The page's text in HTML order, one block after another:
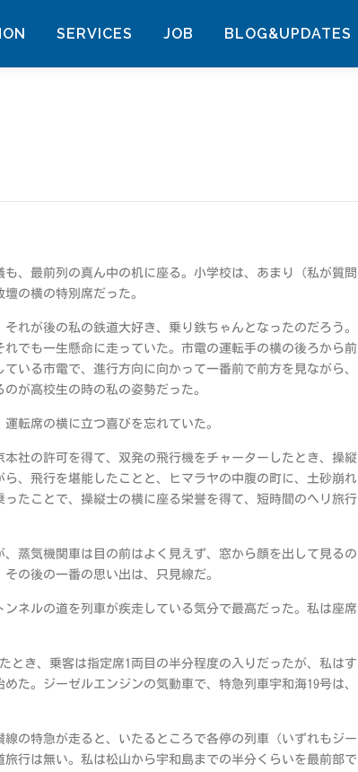
SERVICES JOB BLOG&UPDATES
、最前列の真ん中の机に座る。小学校は、あまり（私が質問
の横の特別席だった。
れが後の私の鉄道大好き、乗り鉄ちゃんとなったのだろう。
でも一生懸命に走っていた。市電の運転手の横の後ろから前
いる市電で、進行方向に向かって一番前で前方を見ながら、
が高校生の時の私の姿勢だった。
転席の横に立つ喜びを忘れていた。
社の許可を得て、双発の飛行機をチャーターしたとき、操縦
、飛行を堪能したことと、ヒマラヤの中腹の町に、土砂崩れ
たことで、操縦士の横に座る栄誉を得て、短時間のヘリ旅行
蒸気機関車は目の前はよく見えず、窓から顔を出して見るの
の後の一番の思い出は、只見線だ。
ネルの道を列車が疾走している気分で最高だった。私は座席
とき、乗客は指定席1両目の半分程度の入りだったが、私はす
た。ジーゼルエンジンの気動車で、特急列車宇和海19号は、
の特急が走ると、いたるところで各停の列車（いずれもジー
行は無い。私は松山から宇和島までの半分くらいを最前部で